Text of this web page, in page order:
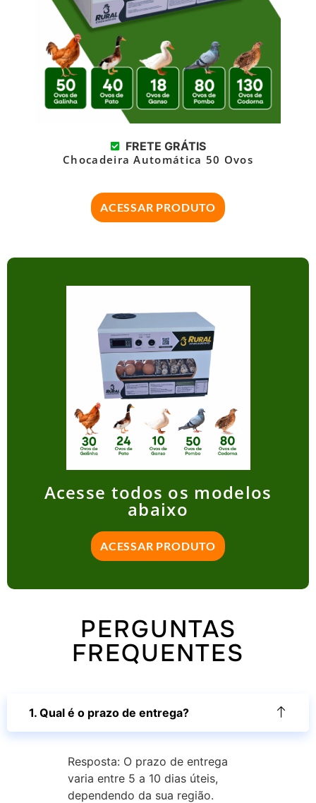
FRETE GRÁTIS
Chocadeira Automática 50 Ovos
ACESSAR PRODUTO
Acesse todos os modelos
abaixo
ACESSAR PRODUTO
PERGUNTAS
FREQUENTES
1. Qual é o prazo de entrega?
Resposta: O prazo de entrega
varia entre 5 a 10 dias úteis,
dependendo da sua região.